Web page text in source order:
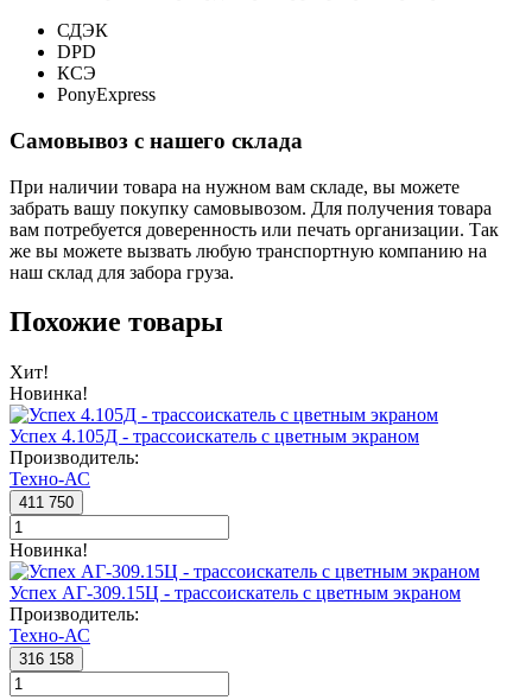
СДЭК
DPD
КСЭ
PonyExpress
Самовывоз с нашего склада
При наличии товара на нужном вам складе, вы можете
забрать вашу покупку самовывозом. Для получения товара
вам потребуется доверенность или печать организации. Так
же вы можете вызвать любую транспортную компанию на
наш склад для забора груза.
Похожие товары
Хит!
Новинка!
Успех 4.105Д - трассоискатель с цветным экраном
Производитель:
Техно-АС
411 750
Новинка!
Успех АГ-309.15Ц - трассоискатель с цветным экраном
Производитель:
Техно-АС
316 158